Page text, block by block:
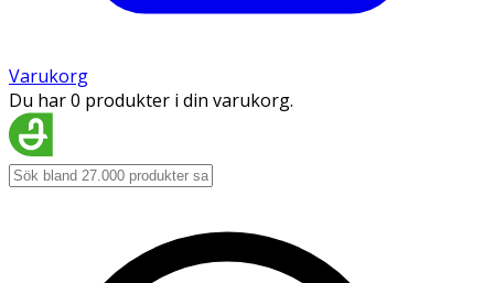
Varukorg
Du har 0 produkter i din varukorg.